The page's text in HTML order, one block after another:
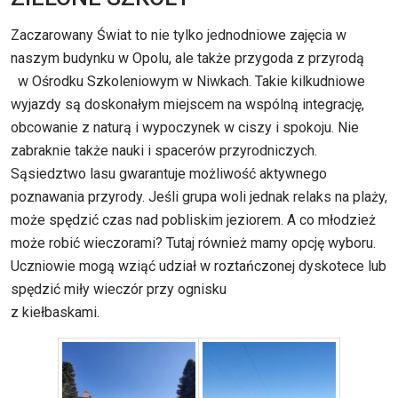
Zaczarowany Świat to nie tylko jednodniowe zajęcia w
naszym budynku w Opolu, ale także przygoda z przyrodą
w Ośrodku Szkoleniowym w Niwkach. Takie kilkudniowe
wyjazdy są doskonałym miejscem na wspólną integrację,
obcowanie z naturą i wypoczynek w ciszy i spokoju. Nie
zabraknie także nauki i spacerów przyrodniczych.
Sąsiedztwo lasu gwarantuje możliwość aktywnego
poznawania przyrody. Jeśli grupa woli jednak relaks na plaży,
może spędzić czas nad pobliskim jeziorem. A co młodzież
może robić wieczorami? Tutaj również mamy opcję wyboru.
Uczniowie mogą wziąć udział w roztańczonej dyskotece lub
spędzić miły wieczór przy ognisku
z kiełbaskami.